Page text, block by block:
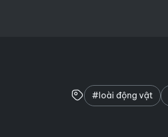
#loài động vật